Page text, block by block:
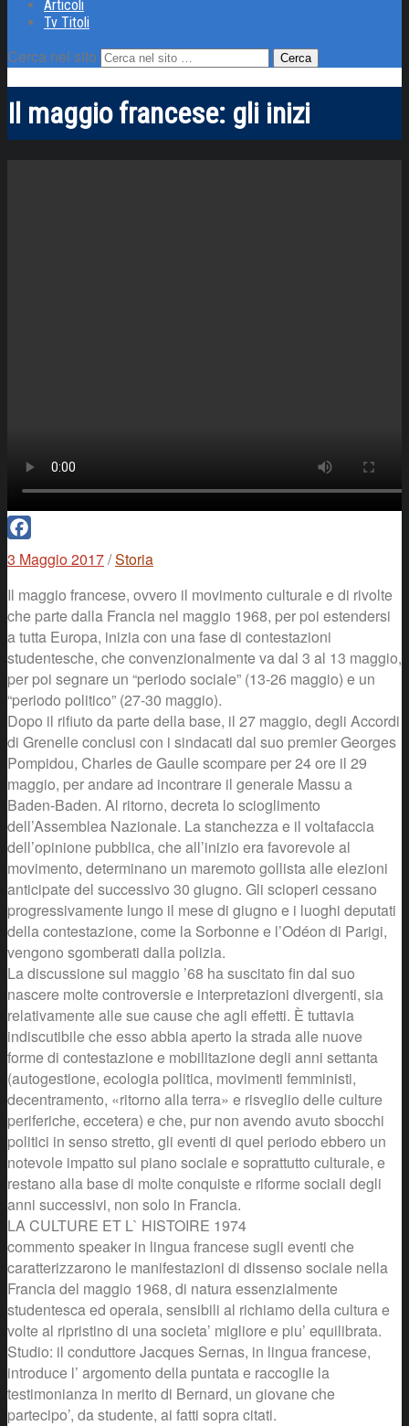
Articoli
Tv Titoli
Cerca nel sito
Il maggio francese: gli inizi
Facebook
3 Maggio 2017/Storia
Il maggio francese, ovvero il movimento culturale e di rivolte
che parte dalla Francia nel maggio 1968, per poi estendersi
a tutta Europa, inizia con una fase di contestazioni
studentesche, che convenzionalmente va dal 3 al 13 maggio,
per poi segnare un “periodo sociale” (13-26 maggio) e un
“periodo politico” (27-30 maggio).
Dopo il rifiuto da parte della base, il 27 maggio, degli Accordi
di Grenelle conclusi con i sindacati dal suo premier Georges
Pompidou, Charles de Gaulle scompare per 24 ore il 29
maggio, per andare ad incontrare il generale Massu a
Baden-Baden. Al ritorno, decreta lo scioglimento
dell’Assemblea Nazionale. La stanchezza e il voltafaccia
dell’opinione pubblica, che all’inizio era favorevole al
movimento, determinano un maremoto gollista alle elezioni
anticipate del successivo 30 giugno. Gli scioperi cessano
progressivamente lungo il mese di giugno e i luoghi deputati
della contestazione, come la Sorbonne e l’Odéon di Parigi,
vengono sgomberati dalla polizia.
La discussione sul maggio ’68 ha suscitato fin dal suo
nascere molte controversie e interpretazioni divergenti, sia
relativamente alle sue cause che agli effetti. È tuttavia
indiscutibile che esso abbia aperto la strada alle nuove
forme di contestazione e mobilitazione degli anni settanta
(autogestione, ecologia politica, movimenti femministi,
decentramento, «ritorno alla terra» e risveglio delle culture
periferiche, eccetera) e che, pur non avendo avuto sbocchi
politici in senso stretto, gli eventi di quel periodo ebbero un
notevole impatto sul piano sociale e soprattutto culturale, e
restano alla base di molte conquiste e riforme sociali degli
anni successivi, non solo in Francia.
LA CULTURE ET L` HISTOIRE 1974
commento speaker in lingua francese sugli eventi che
caratterizzarono le manifestazioni di dissenso sociale nella
Francia del maggio 1968, di natura essenzialmente
studentesca ed operaia, sensibili al richiamo della cultura e
volte al ripristino di una societa’ migliore e piu’ equilibrata.
Studio: il conduttore Jacques Sernas, in lingua francese,
introduce l’ argomento della puntata e raccoglie la
testimonianza in merito di Bernard, un giovane che
partecipo’, da studente, ai fatti sopra citati.